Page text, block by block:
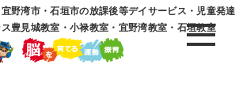
野湾市・石垣市の放課後等デイサービス・児童発達
豊見城教室・小禄教室・宜野湾教室・石垣教室